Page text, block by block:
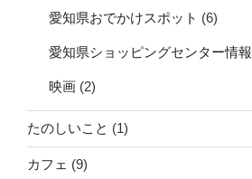
愛知県おでかけスポット (6)
愛知県ショッピングセンター情報
映画 (2)
たのしいこと (1)
カフェ (9)